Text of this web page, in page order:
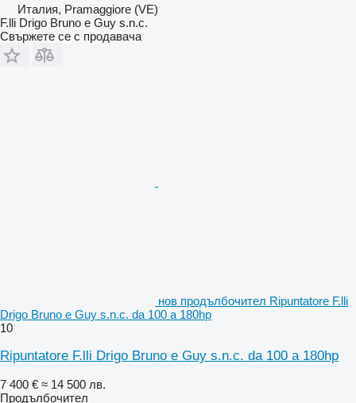
Италия, Pramaggiore (VE)
F.lli Drigo Bruno e Guy s.n.c.
Свържете се с продавача
нов продълбочител Ripuntatore F.lli
Drigo Bruno e Guy s.n.c. da 100 a 180hp
10
Ripuntatore F.lli Drigo Bruno e Guy s.n.c. da 100 a 180hp
7 400 € ≈ 14 500 лв.
Продълбочител